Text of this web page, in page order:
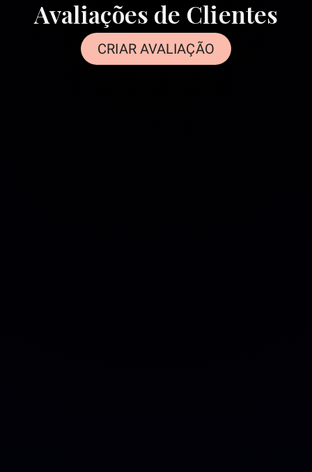
Avaliações de Clientes
CRIAR AVALIAÇÃO